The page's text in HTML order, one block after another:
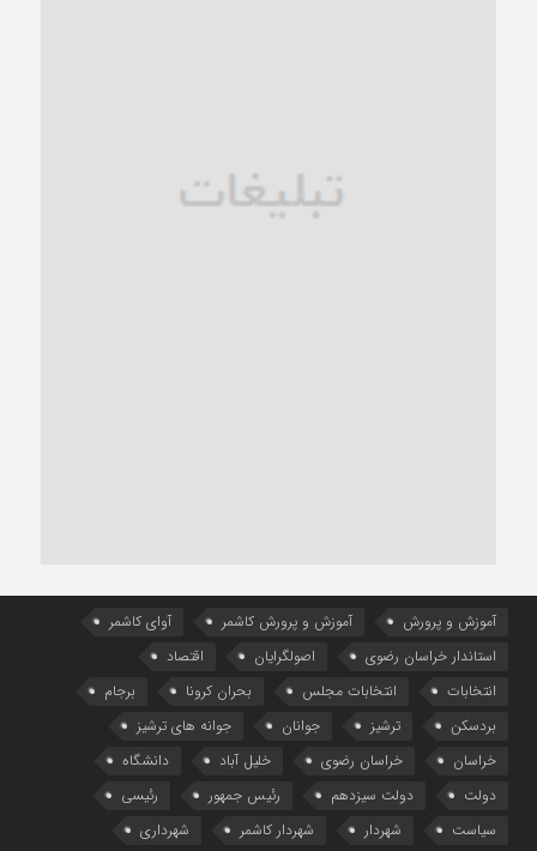
آموزش و پرورش آموزش و پرورش کاشمر
آوای کاشمر
استاندار خراسان رضوی
اصولگرایان
اقتصاد
انتخابات
انتخابات مجلس بحران کرونا
برجام
بردسکن
ترشیز جوانان
جوانه های ترشیز
خراسان
خراسان رضوی خلیل آباد
دانشگاه
دولت
دولت سیزدهم رئیس جمهور
رئیسی
سیاست
شهردار شهردار کاشمر
شهرداری